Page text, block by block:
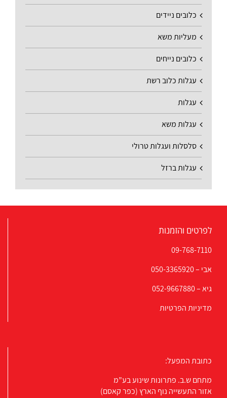
כלובים ניידים
מעליות משא
כלובים נייחים
עגלות כלוב רשת
עגלות
עגלות משא
סלסלות ועגלות טרולי
עגלות ברזל
לפרטים והזמנות
09-768-7110
אבי –050-3365920
גיא –052-9667880
מדיניות הפרטיות
כתובת המפעל:
מתחם ש.ב. פתרונות שינוע בע”מ
אזור התעשייה נוף הארץ (כפר קאסם)